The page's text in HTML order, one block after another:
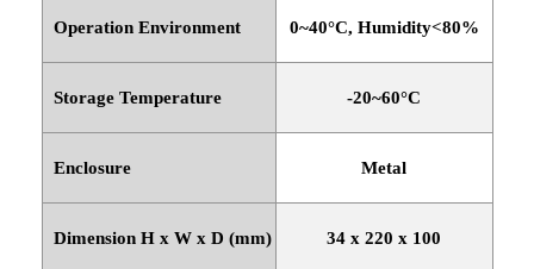
Operation Environment 0~40°C, Humidity<80%
Storage Temperature -20~60°C
Enclosure Metal
Dimension H x W x D (mm) 34 x 220 x 100